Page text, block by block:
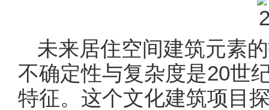
未来居住空间建筑元素
不确定性与复杂度是20世
特征。这个文化建筑项目